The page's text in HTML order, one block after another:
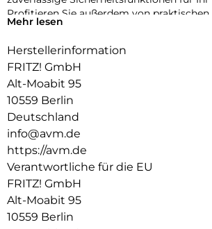
Profitieren Sie außerdem von
Funktionen und den kostenlosen
Highspeed Wi-Fi 6 für Ihr Heimnetzwerk:
Die FRITZ!Box 5590 Fiber ist ein echter
dem neuen Wi-Fi 6- Standard erreicht sie
von bis zu 2.400 Mbit/s (5 GHz) und 1.200
4 x 4-Antennenkonfiguration ermöglicht
Hochgeschwindigkeits-WLAN , auch wenn
gleichzeitig aktiv sind.
Darüber hinaus unterstützt die FRITZ!Box
etablierte Standards wie WLAN 5 und 4
volle Kompatibilität mit allen Geräten.
Mesh-WLAN mit FRITZ:
Mehr lesen
Herstellerinformation
FRITZ! GmbH
Alt-Moabit 95
10559 Berlin
Deutschland
info@avm.de
https://avm.de
Verantwortliche für die EU
FRITZ! GmbH
Alt-Moabit 95
10559 Berlin